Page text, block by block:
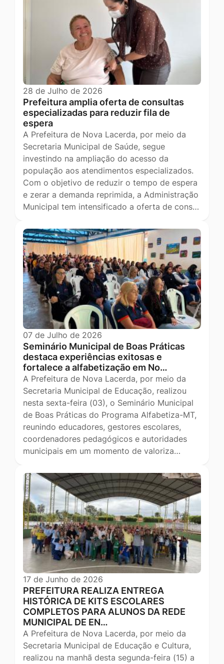
28 de Julho de 2026
Prefeitura amplia oferta de consultas
especializadas para reduzir fila de
espera
A Prefeitura de Nova Lacerda, por meio da
Secretaria Municipal de Saúde, segue
investindo na ampliação do acesso da
população aos atendimentos especializados.
Com o objetivo de reduzir o tempo de espera
e zerar a demanda reprimida, a Administração
Municipal tem intensificado a oferta de cons…
07 de Julho de 2026
Seminário Municipal de Boas Práticas
destaca experiências exitosas e
fortalece a alfabetização em No…
A Prefeitura de Nova Lacerda, por meio da
Secretaria Municipal de Educação, realizou
nesta sexta-feira (03), o Seminário Municipal
de Boas Práticas do Programa Alfabetiza-MT,
reunindo educadores, gestores escolares,
coordenadores pedagógicos e autoridades
municipais em um momento de valoriza…
17 de Junho de 2026
PREFEITURA REALIZA ENTREGA
HISTÓRICA DE KITS ESCOLARES
COMPLETOS PARA ALUNOS DA REDE
MUNICIPAL DE EN…
A Prefeitura de Nova Lacerda, por meio da
Secretaria Municipal de Educação e Cultura,
realizou na manhã desta segunda-feira (15) a